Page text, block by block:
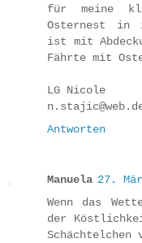
für meine
Osternest in
ist mit
Fährte mit
LG Nicole
Antworten
Manuela 27.
Wenn das
der
Schächtelchen